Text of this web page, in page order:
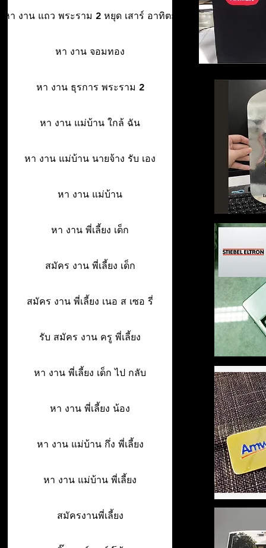
หา งาน แถว พระราม 2 หยุด เสาร์ อาทิตย์
หา งาน จอมทอง
หา งาน ธุรการ พระราม 2
หา งาน แม่บ้าน ใกล้ ฉัน
หา งาน แม่บ้าน นายจ้าง รับ เอง
หา งาน แม่บ้าน
หา งาน พี่เลี้ยง เด็ก
สมัคร งาน พี่เลี้ยง เด็ก
สมัคร งาน พี่เลี้ยง เนอ ส เซอ รี่
รับ สมัคร งาน ครู พี่เลี้ยง
หา งาน พี่เลี้ยง เด็ก ไป กลับ
หา งาน พี่เลี้ยง น้อง
หา งาน แม่บ้าน กึ่ง พี่เลี้ยง
หา งาน แม่บ้าน พี่เลี้ยง
สมัครงานพี่เลี้ยง